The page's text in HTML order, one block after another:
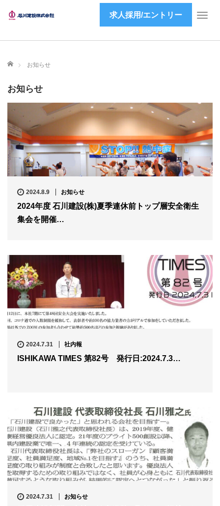
T
v
g
a
t
o
n
求人採用/エントリー
ホーム お知らせ
お知らせ
2024.8.9 お知らせ
2024年度 石川建設(株)夏季連休前トップ層安全衛生
集会を開催…
2024.7.31 社内報
ISHIKAWA TIMES 第82号 発行日:2024.7.3…
2024.7.31 お知らせ